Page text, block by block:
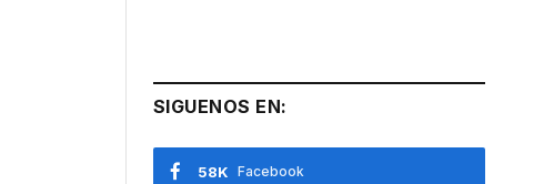
SIGUENOS EN:
Facebook
58K